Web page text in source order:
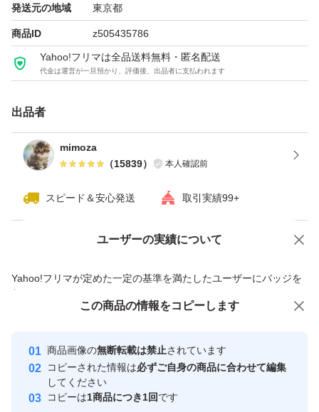
発送元の地域 東京都
商品ID z505435786
Yahoo!フリマは全品送料無料・匿名配送
代金は運営が一旦預かり、評価後、出品者に支払われます
出品者
mimoza
（15839） 本人確認前
スピード＆安心発送 取引実績99+
ユーザーの実績について
Yahoo!フリマが定めた一定の基準を満たしたユーザーにバッジを
付与しています
安心取引出品者
心・安全なユーザーです
取引実績
価格の相談 商品への質問
この商品の情報をコピーします
商品画像の無断転載は禁止されています
コピーされた情報は必ずご自身の商品に合わせて編集
してください
コピーは1商品につき1回です
この商品をみている人にオススメ